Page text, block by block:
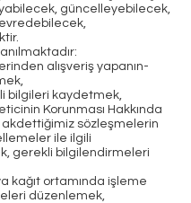
güncelleyebilecek,
alışveriş yapanın-
bilgileri kaydetmek,
Korunması Hakkında
akdettiğimiz sözleşmelerin
ile ilgili
gerekli bilgilendirmeleri
kağıt ortamında işleme
düzenlemek,